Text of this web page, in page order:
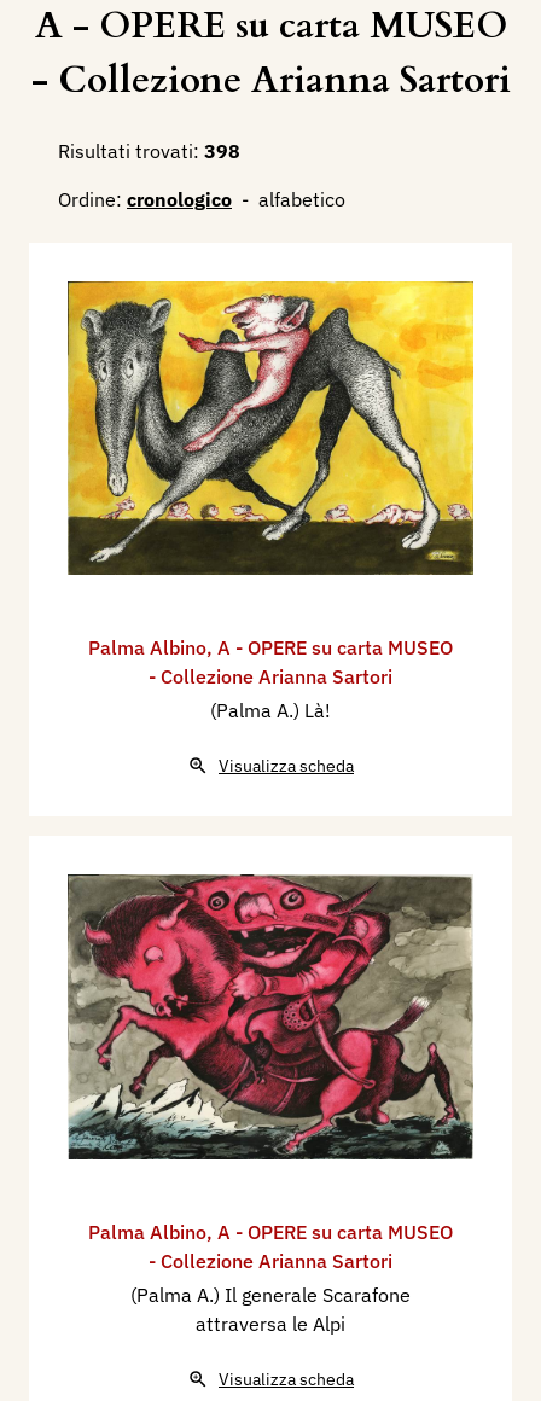
A - OPERE su carta MUSEO
- Collezione Arianna Sartori
Risultati trovati: 398
Ordine: cronologico - alfabetico
Palma Albino, A - OPERE su carta MUSEO
- Collezione Arianna Sartori
(Palma A.) Là!
Visualizza scheda
Palma Albino, A - OPERE su carta MUSEO
- Collezione Arianna Sartori
(Palma A.) Il generale Scarafone
attraversa le Alpi
Visualizza scheda